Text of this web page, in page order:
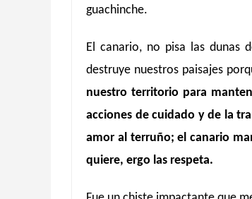
guachinche.
El canario, no pisa las dunas
destruye nuestros paisajes
nuestro territorio para
acciones de cuidado y de la
amor al terruño; el canario
quiere, ergo las respeta.